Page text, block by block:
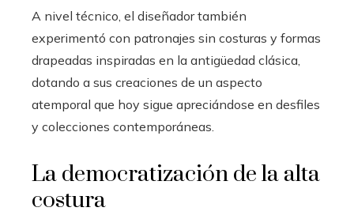
A nivel técnico, el diseñador también
experimentó con patronajes sin costuras y formas
drapeadas inspiradas en la antigüedad clásica,
dotando a sus creaciones de un aspecto
atemporal que hoy sigue apreciándose en desfiles
y colecciones contemporáneas.
La democratización de la alta
costura